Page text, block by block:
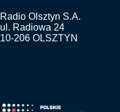
Radio Olsztyn S.A.
ul. Radiowa 24
10-206 OLSZTYN